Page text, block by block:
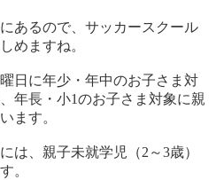
あるので、サッカースクール
めますね。
日に年少・年中のお子さま対
年長・小1のお子さま対象に親
ます。
は、親子未就学児（2 ～3歳）
。